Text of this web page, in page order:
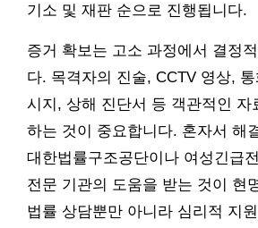
기소 및 재판 순으로 진행됩니다.
증거 확보는 고소 과정에서 결정
다. 목격자의 진술, CCTV 영상, 통
시지, 상해 진단서 등 객관적인 자
하는 것이 중요합니다. 혼자서 해
대한법률구조공단이나 여성긴급
전문 기관의 도움을 받는 것이 현
법률 상담뿐만 아니라 심리적 지